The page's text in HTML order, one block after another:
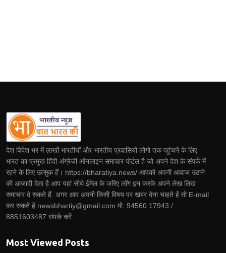
देश विदेश भर में लाखों भारतीयों और भारतीय प्रवासियों लोगो तक पहुंचने के लिए
भारत का प्रमुख हिंदी अंग्रेजी ऑनलाइन समाचार पोर्टल है जो अपने देश के संपर्क में
रहने के लिए उत्सुक हैं। https://bharatiya.news/ आपको अपनी आवाज उठाने
की आजादी देता है आप यहां सीधे ईमेल के जरिए लॉग इन करके अपने लेख लिख
समाचार दे सकते हैं. अगर आप अपनी किसी विषय पर खबर देना चाहते हें तो E-mail
कर सकते हें newsbhartiy@gmail.com मो. 94560 17943 /
8851603487 संपर्क करें
Most Viewed Posts